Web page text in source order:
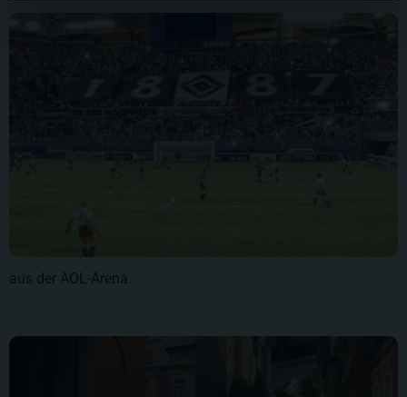
aus der AOL-Arena